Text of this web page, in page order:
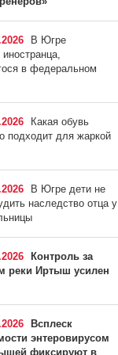
В Югре
в федеральном
Какая обувь
подходит для жаркой
В Югре дети не
наследство отца у
Контроль за
реки Иртыш усилен
Всплеск
энтеровирусом
фиксируют в